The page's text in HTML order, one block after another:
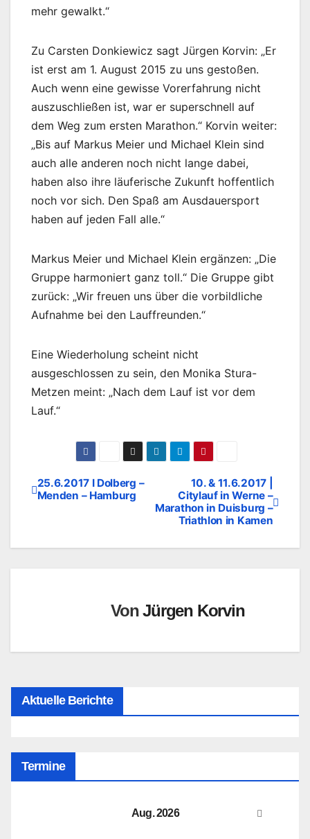
mehr gewalkt.“
Zu Carsten Donkiewicz sagt Jürgen Korvin: „Er
ist erst am 1. August 2015 zu uns gestoßen.
Auch wenn eine gewisse Vorerfahrung nicht
auszuschließen ist, war er superschnell auf
dem Weg zum ersten Marathon.“ Korvin weiter:
„Bis auf Markus Meier und Michael Klein sind
auch alle anderen noch nicht lange dabei,
haben also ihre läuferische Zukunft hoffentlich
noch vor sich. Den Spaß am Ausdauersport
haben auf jeden Fall alle.“
Markus Meier und Michael Klein ergänzen: „Die
Gruppe harmoniert ganz toll.“ Die Gruppe gibt
zurück: „Wir freuen uns über die vorbildliche
Aufnahme bei den Lauffreunden.“
Eine Wiederholung scheint nicht
ausgeschlossen zu sein, den Monika Stura-
Metzen meint: „Nach dem Lauf ist vor dem
Lauf.“
Beitragsnavigation10. & 11.6.2017 |
Citylauf in Werne –
Marathon in Duisburg –
Triathlon in Kamen
25.6.2017 I Dolberg –
Menden – Hamburg
VonJürgen Korvin
Aktuelle Berichte
Termine
Aug. 2026